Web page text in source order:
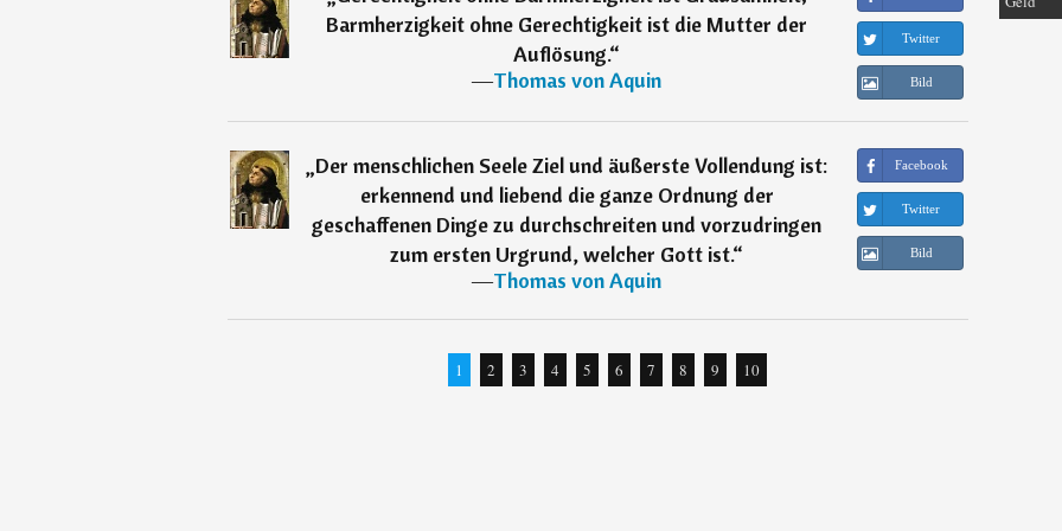
Barmherzigkeit ohne Gerechtigkeit ist die Mutter der
Auflösung.“
―Thomas von Aquin
Twitter
Bild
„Der menschlichen Seele Ziel und äußerste Vollendung ist:
erkennend und liebend die ganze Ordnung der
geschaffenen Dinge zu durchschreiten und vorzudringen
zum ersten Urgrund, welcher Gott ist.“
―Thomas von Aquin
Facebook
Twitter
Bild
1 2 3 4 5 6 7 8 9 10